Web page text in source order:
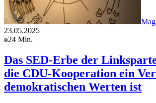
23.05.2025
24 Min.
Das SED-Erbe der
die CDU-Kooperation ein
demokratischen Werten ist